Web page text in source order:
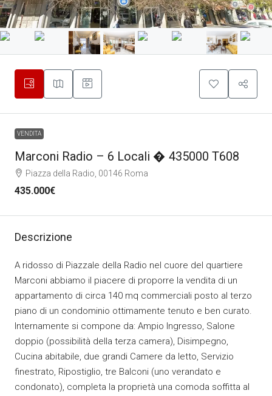
VENDITA
Marconi Radio – 6 Locali � 435000 T608
Piazza della Radio, 00146 Roma
435.000€
Descrizione
A ridosso di Piazzale della Radio nel cuore del quartiere
Marconi abbiamo il piacere di proporre la vendita di un
appartamento di circa 140 mq commerciali posto al terzo
piano di un condominio ottimamente tenuto e ben curato.
Internamente si compone da: Ampio Ingresso, Salone
doppio (possibilità della terza camera), Disimpegno,
Cucina abitabile, due grandi Camere da letto, Servizio
finestrato, Ripostiglio, tre Balconi (uno verandato e
condonato), completa la proprietà una comoda soffitta al